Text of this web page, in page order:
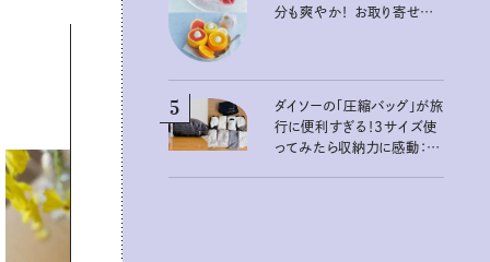
分も爽やか！ お取り寄せも
5
ダイソーの「圧縮バッグ」が旅
行に便利すぎる！3サイズ使
ってみたら収納力に感動：